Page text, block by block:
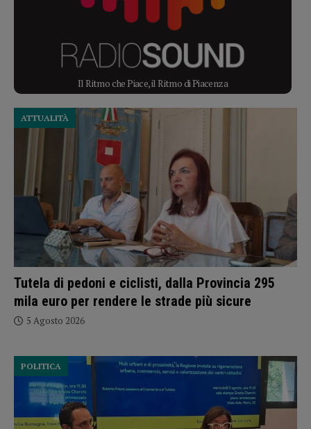
Il Ritmo che Piace, il Ritmo di Piacenza
Tutela di pedoni e ciclisti, dalla Provincia 295
mila euro per rendere le strade più sicure
ATTUALITÀ
5 Agosto 2026
POLITICA